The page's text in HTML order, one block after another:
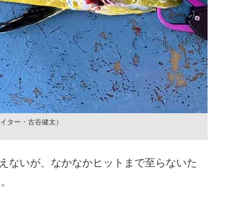
ター・古谷健太）
ないが、なかなかヒットまで至らないた